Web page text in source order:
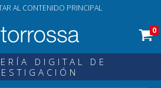
AL CONTENIDO PRINCIPAL
0
DIGITAL DE